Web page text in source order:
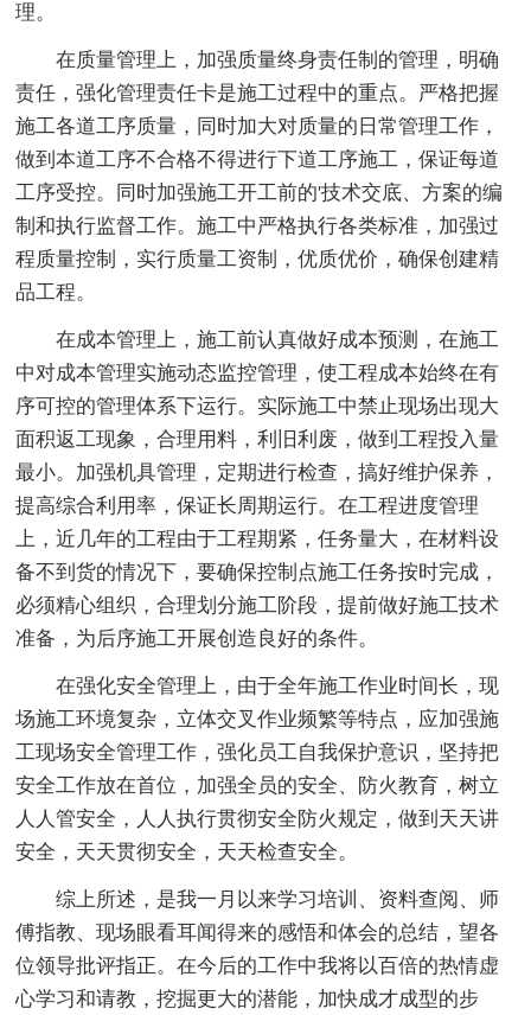
理。
在质量管理上，加强质量终身责任制的管理，明确
责任，强化管理责任卡是施工过程中的重点。严格把握
施工各道工序质量，同时加大对质量的日常管理工作，
做到本道工序不合格不得进行下道工序施工，保证每道
工序受控。同时加强施工开工前的'技术交底、方案的编
制和执行监督工作。施工中严格执行各类标准，加强过
程质量控制，实行质量工资制，优质优价，确保创建精
品工程。
在成本管理上，施工前认真做好成本预测，在施工
中对成本管理实施动态监控管理，使工程成本始终在有
序可控的管理体系下运行。实际施工中禁止现场出现大
面积返工现象，合理用料，利旧利废，做到工程投入量
最小。加强机具管理，定期进行检查，搞好维护保养，
提高综合利用率，保证长周期运行。在工程进度管理
上，近几年的工程由于工程期紧，任务量大，在材料设
备不到货的情况下，要确保控制点施工任务按时完成，
必须精心组织，合理划分施工阶段，提前做好施工技术
准备，为后序施工开展创造良好的条件。
在强化安全管理上，由于全年施工作业时间长，现
场施工环境复杂，立体交叉作业频繁等特点，应加强施
工现场安全管理工作，强化员工自我保护意识，坚持把
安全工作放在首位，加强全员的安全、防火教育，树立
人人管安全，人人执行贯彻安全防火规定，做到天天讲
安全，天天贯彻安全，天天检查安全。
综上所述，是我一月以来学习培训、资料查阅、师
傅指教、现场眼看耳闻得来的感悟和体会的总结，望各
位领导批评指正。在今后的工作中我将以百倍的热情虚
心学习和请教，挖掘更大的潜能，加快成才成型的步